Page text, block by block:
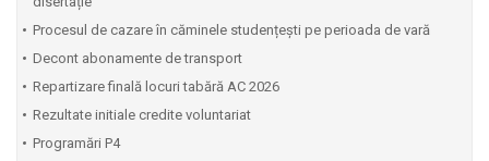
Procesul de cazare în căminele studențești pe perioada de vară
Decont abonamente de transport
Repartizare finală locuri tabără AC 2026
Rezultate initiale credite voluntariat
Programări P4